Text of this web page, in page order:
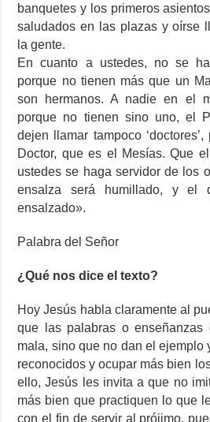
banquetes y los primeros
saludados en las plazas y oírse
la gente.
En cuanto a ustedes, no se
porque no tienen más que un
son hermanos. A nadie en el
porque no tienen sino uno, el
dejen llamar tampoco
Doctor, que es el Mesías. Que
ustedes se haga servidor de los
ensalza será humillado, y el
ensalzado».
Palabra del Señor
¿Qué nos dice el texto?
Hoy Jesús habla claramente al
que las palabras o
mala, sino que no dan el ejemplo
reconocidos y ocupar más bien
ello, Jesús les invita a que no
más bien que practiquen lo que
con el fin de servir al prójimo,